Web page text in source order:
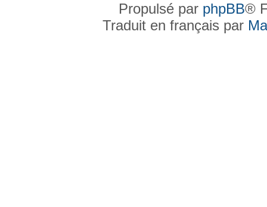
Propulsé par phpBB®
Traduit en français par